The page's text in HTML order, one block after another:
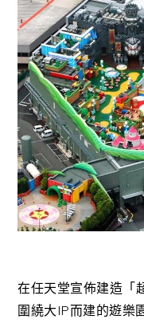
在任天堂宣佈建造「
圍繞大IP而建的遊樂